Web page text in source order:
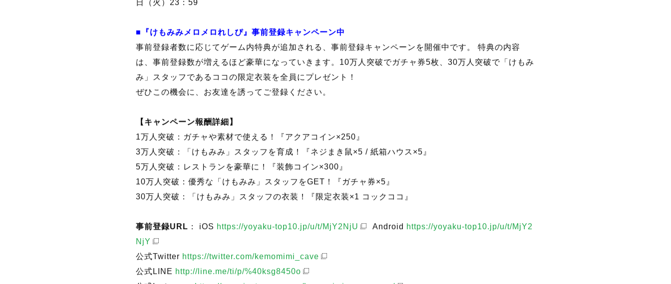
5867632734208
日（火）23：59
■『けもみみメロメロれしぴ』事前登録キャンペーン中
事前登録者数に応じてゲーム内特典が追加される、事前登録キャンペーンを開催中です。 特典の内容
は、事前登録数が増えるほど豪華になっていきます。10万人突破でガチャ券5枚、30万人突破で「けもみ
ぜひこの機会に、お友達を誘ってご登録ください。
【キャンペーン報酬詳細】
1万人突破：ガチャや素材で使える！『アクアコイン×250』
3万人突破：「けもみみ」スタッフを育成！『ネジまき鼠×5 / 紙箱ハウス×5』
5万人突破：レストランを豪華に！『装飾コイン×300』
30万人突破：「けもみみ」スタッフの衣装！『限定衣装×1 コックココ』
事前登録URL： iOShttps://yoyaku-top10.jp/u/t/MjY2NjU
NjY